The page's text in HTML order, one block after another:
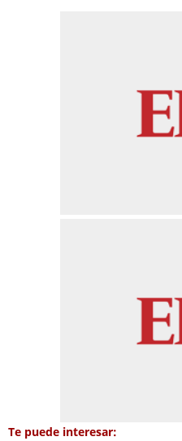
Te puede interesar: